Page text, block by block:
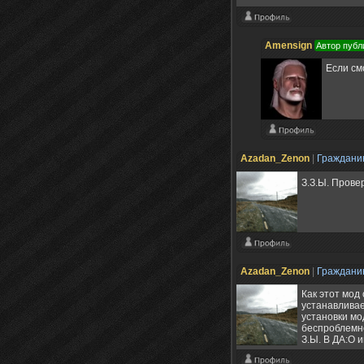
Amensign Автор
Если
Azadan_Zenon
З.З.Ы.
Azadan_Zenon
Как этот
установки
З.Ы. В ДА:О